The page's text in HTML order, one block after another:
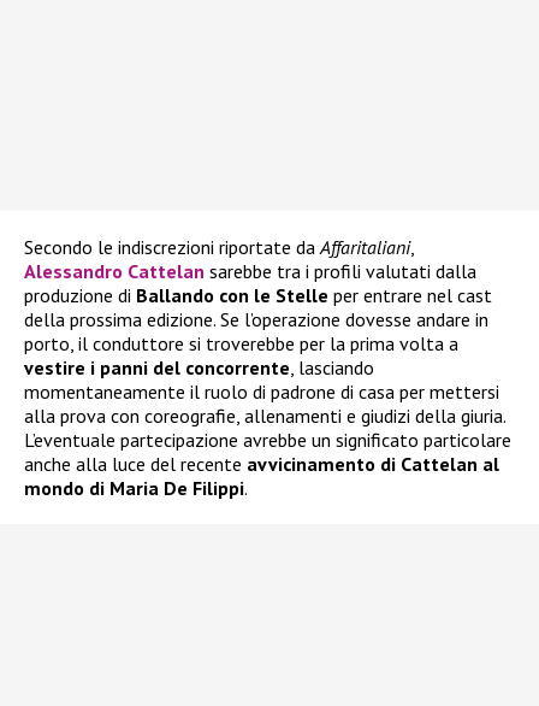
Secondo le indiscrezioni riportate daAffaritaliani,
Alessandro Cattelan sarebbe tra i profili valutati dalla
produzione di Ballando con le Stelle per entrare nel cast
della prossima edizione. Se l’operazione dovesse andare in
porto, il conduttore si troverebbe per la prima volta a
vestire i panni del concorrente, lasciando
momentaneamente il ruolo di padrone di casa per mettersi
alla prova con coreografie, allenamenti e giudizi della giuria.
L’eventuale partecipazione avrebbe un significato particolare
anche alla luce del recente avvicinamento di Cattelan al
mondo di Maria De Filippi.